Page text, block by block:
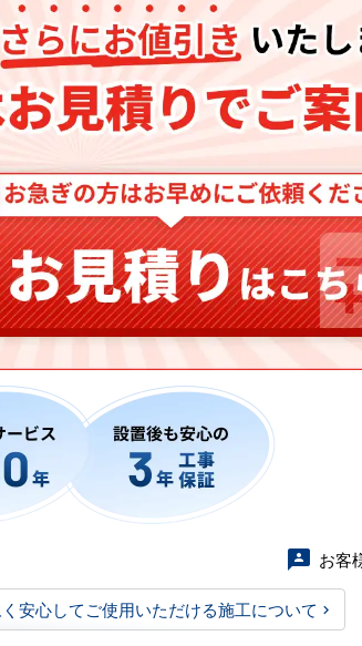
お客
安心してご使用いただける施工について